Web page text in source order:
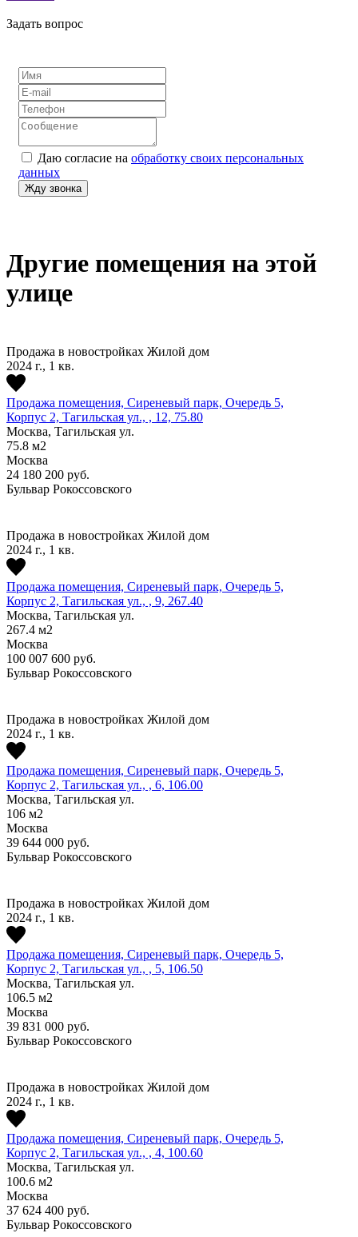
Задать вопрос
Даю согласие на обработку своих персональных
данных
Другие помещения на этой
улице
Продажа в новостройках Жилой дом
2024 г., 1 кв.
Продажа помещения, Сиреневый парк, Очередь 5,
Корпус 2, Тагильская ул., , 12, 75.80
Москва, Тагильская ул.
75.8 м2
Москва
24 180 200 руб.
Бульвар Рокоссовского
Продажа в новостройках Жилой дом
2024 г., 1 кв.
Продажа помещения, Сиреневый парк, Очередь 5,
Корпус 2, Тагильская ул., , 9, 267.40
Москва, Тагильская ул.
267.4 м2
Москва
100 007 600 руб.
Бульвар Рокоссовского
Продажа в новостройках Жилой дом
2024 г., 1 кв.
Продажа помещения, Сиреневый парк, Очередь 5,
Корпус 2, Тагильская ул., , 6, 106.00
Москва, Тагильская ул.
106 м2
Москва
39 644 000 руб.
Бульвар Рокоссовского
Продажа в новостройках Жилой дом
2024 г., 1 кв.
Продажа помещения, Сиреневый парк, Очередь 5,
Корпус 2, Тагильская ул., , 5, 106.50
Москва, Тагильская ул.
106.5 м2
Москва
39 831 000 руб.
Бульвар Рокоссовского
Продажа в новостройках Жилой дом
2024 г., 1 кв.
Продажа помещения, Сиреневый парк, Очередь 5,
Корпус 2, Тагильская ул., , 4, 100.60
Москва, Тагильская ул.
100.6 м2
Москва
37 624 400 руб.
Бульвар Рокоссовского